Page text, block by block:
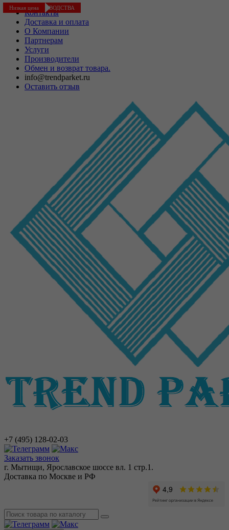
Контакты
Доставка и оплата
О Компании
Партнерам
Услуги
Производители
Обмен и возврат товара.
info@trendparket.ru
Оставить отзыв
+7 (495) 128-02-03
Заказать звонок
г. Мытищи, Ярославское шоссе вл. 1 стр.1.
Доставка по Москве и РФ
СНЯТ С ПРОИЗВОДСТВА
Низкая цена